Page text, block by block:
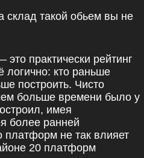
склад такой обьем вы не
практически рейтинг
логично: кто раньше
построить. Чисто
больше времени было у
имея
более ранней
платформ не так влияет
20 платформ